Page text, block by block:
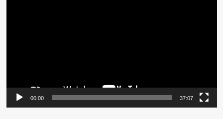
00:00 37:07